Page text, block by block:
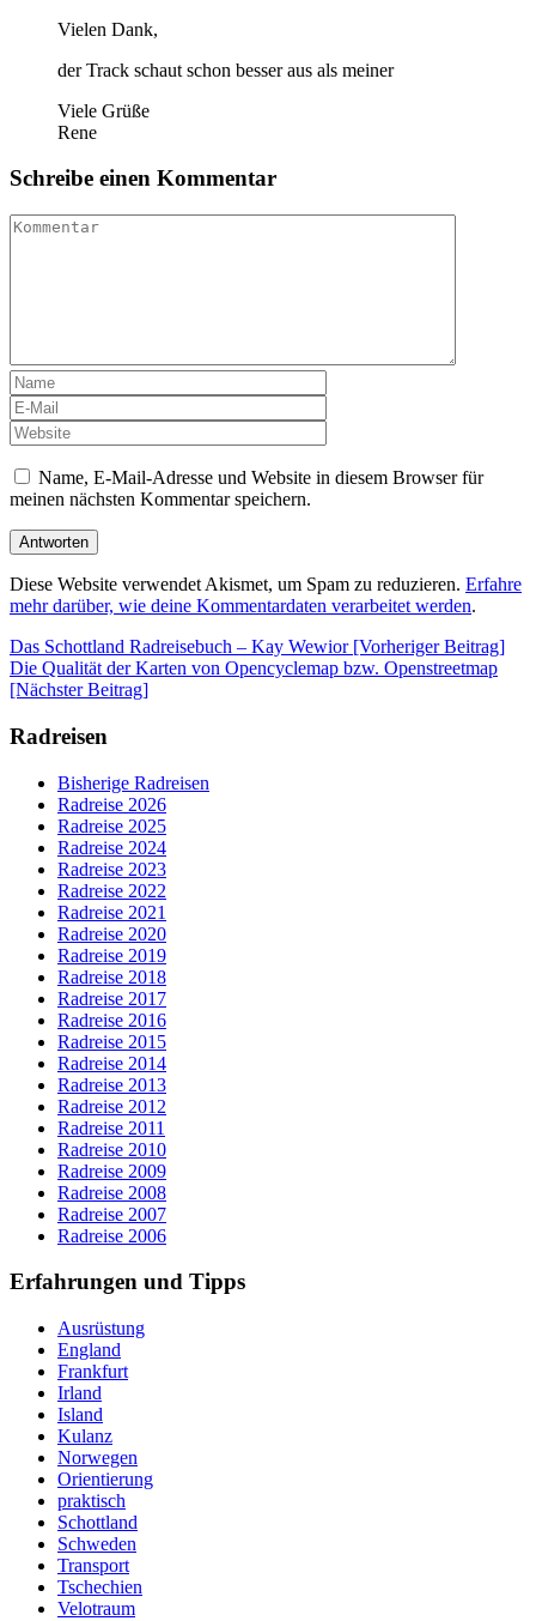
Vielen Dank,
der Track schaut schon besser aus als meiner
Viele Grüße
Rene
Schreibe einen Kommentar
Name, E-Mail-Adresse und Website in diesem Browser für
meinen nächsten Kommentar speichern.
Diese Website verwendet Akismet, um Spam zu reduzieren. Erfahre
mehr darüber, wie deine Kommentardaten verarbeitet werden.
Beitrags-
Navigation
Das Schottland Radreisebuch – Kay Wewior [Vorheriger Beitrag]
Die Qualität der Karten von Opencyclemap bzw. Openstreetmap
[Nächster Beitrag]
Radreisen
Bisherige Radreisen
Radreise 2026
Radreise 2025
Radreise 2024
Radreise 2023
Radreise 2022
Radreise 2021
Radreise 2020
Radreise 2019
Radreise 2018
Radreise 2017
Radreise 2016
Radreise 2015
Radreise 2014
Radreise 2013
Radreise 2012
Radreise 2011
Radreise 2010
Radreise 2009
Radreise 2008
Radreise 2007
Radreise 2006
Erfahrungen und Tipps
Ausrüstung
England
Frankfurt
Irland
Island
Kulanz
Norwegen
Orientierung
praktisch
Schottland
Schweden
Transport
Tschechien
Velotraum